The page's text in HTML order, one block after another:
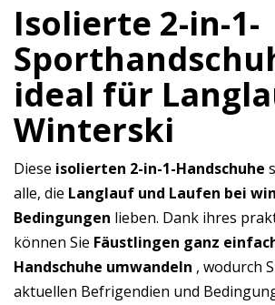
Isolierte 2-in-1-
ideal für
Winterski
Diese isolierten 2-in-1-Handschuhe
alle, die Langlauf und Laufen bei
Bedingungen lieben. Dank ihres
können Sie Fäustlingen ganz
Handschuhe umwandeln , wodurch
aktuellen Befrigendien und